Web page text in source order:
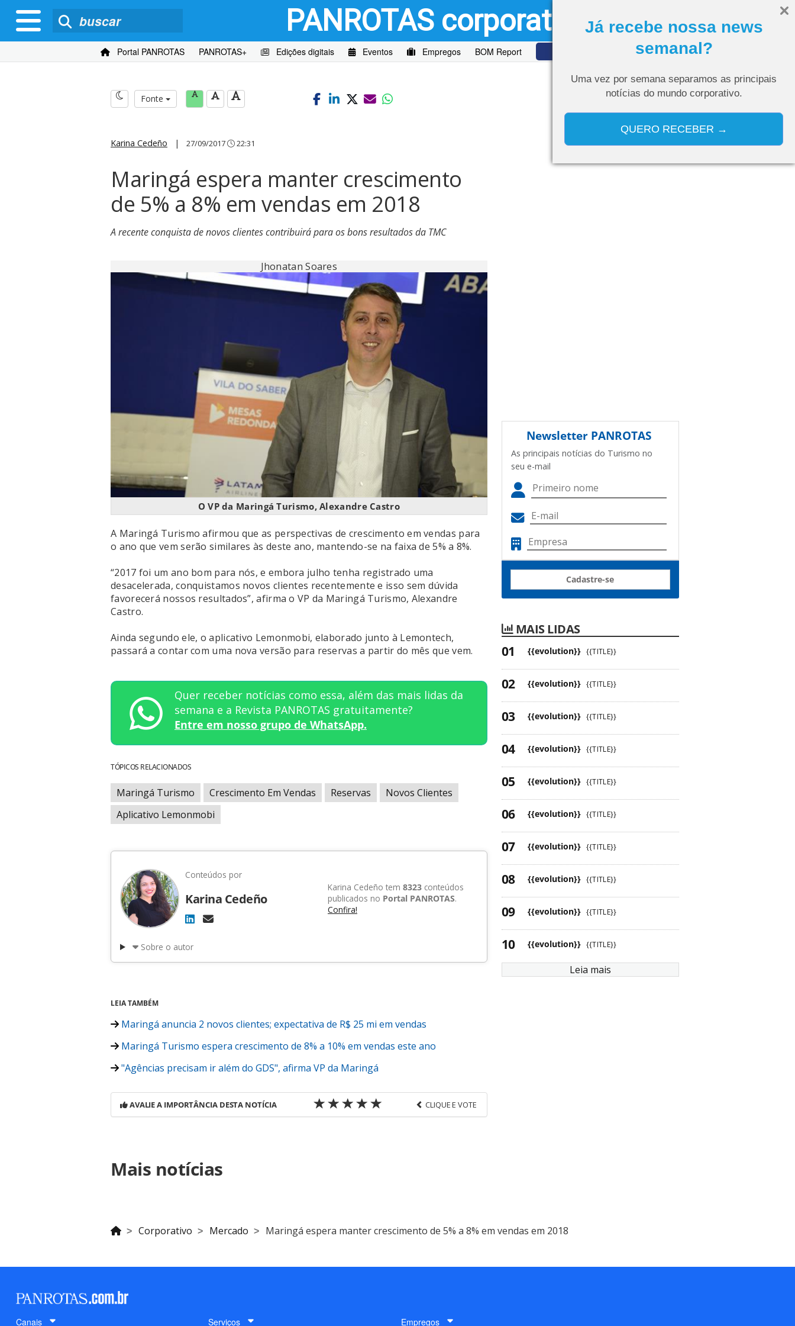
Já recebe nossa news
semanal?
Uma vez por semana separamos as principais
notícias do mundo corporativo.
QUERO RECEBER →
PANROTAS corporativo
Portal PANROTAS PANROTAS+ Edições digitais Eventos Empregos BOM Report Curso de IA
Fonte
Karina Cedeño | 27/09/2017 22:31
Maringá espera manter crescimento
de 5% a 8% em vendas em 2018
A recente conquista de novos clientes contribuirá para os bons resultados da TMC
Jhonatan Soares
O VP da Maringá Turismo, Alexandre Castro
A Maringá Turismo afirmou que as perspectivas de crescimento em vendas para
o ano que vem serão similares às deste ano, mantendo-se na faixa de 5% a 8%.
“2017 foi um ano bom para nós, e embora julho tenha registrado uma
desacelerada, conquistamos novos clientes recentemente e isso sem dúvida
favorecerá nossos resultados”, afirma o VP da Maringá Turismo, Alexandre
Castro.
Ainda segundo ele, o aplicativo Lemonmobi, elaborado junto à Lemontech,
passará a contar com uma nova versão para reservas a partir do mês que vem.
Quer receber notícias como essa, além das mais lidas da
semana e a Revista PANROTAS gratuitamente?
Entre em nosso grupo de WhatsApp.
TÓPICOS RELACIONADOS
Maringá Turismo Crescimento Em Vendas Reservas
Novos Clientes
Aplicativo Lemonmobi
Conteúdos por
Karina Cedeño
Karina Cedeño tem 8323 conteúdos
publicados no Portal PANROTAS.
Confira!
Sobre o autor
LEIA TAMBÉM
Maringá anuncia 2 novos clientes; expectativa de R$ 25 mi em vendas
Maringá Turismo espera crescimento de 8% a 10% em vendas este ano
"Agências precisam ir além do GDS", afirma VP da Maringá
AVALIE A IMPORTÂNCIA DESTA NOTÍCIA CLIQUE E VOTE
https://www.panrotas.com.br/viagens-corporativas/mercado/2017/09/maringa-espera-
manter-crescimento-de-5-a-8-em-vendas-em-2018_150006.html ou as ferramentas
Mais notícias
estratégias de viagens de incentivo
Newsletter PANROTAS
As principais notícias do Turismo no
seu e-mail
Cadastre-se
MAIS LIDAS
{{evolution}} {{TITLE}}
{{evolution}} {{TITLE}}
{{evolution}} {{TITLE}}
{{evolution}} {{TITLE}}
{{evolution}} {{TITLE}}
{{evolution}} {{TITLE}}
{{evolution}} {{TITLE}}
{{evolution}} {{TITLE}}
{{evolution}} {{TITLE}}
{{evolution}} {{TITLE}}
Leia mais